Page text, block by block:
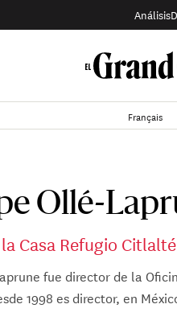
Análisis
Français
Ollé-
Casa Refugio
fue director de la
1998 es director, en